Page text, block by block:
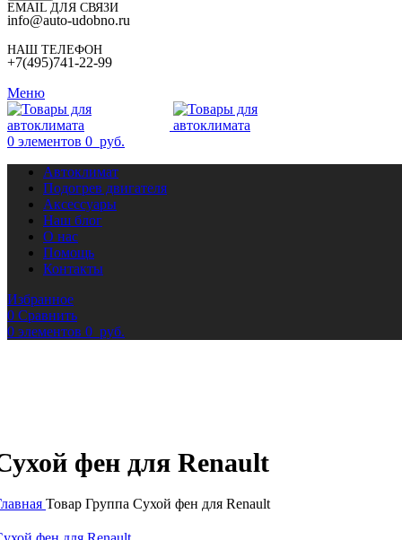
EMAIL ДЛЯ СВЯЗИ
info@auto-udobno.ru
НАШ ТЕЛЕФОН
+7(495)741-22-99
Меню
0 элементов 0 руб.
Автоклимат
Подогрев двигателя
Аксессуары
Наш блог
О нас
Помощь
Контакты
Избранное
0 Сравнить
0 элементов 0 руб.
фен для Renault
Товар Группа Сухой фен для Renault